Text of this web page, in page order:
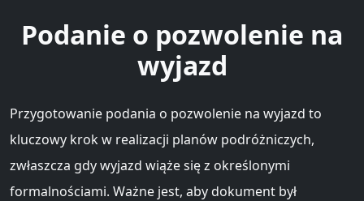
Podanie o pozwolenie na
wyjazd
Przygotowanie podania o pozwolenie na wyjazd to
kluczowy krok w realizacji planów podróżniczych,
zwłaszcza gdy wyjazd wiąże się z określonymi
formalnościami. Ważne jest, aby dokument był